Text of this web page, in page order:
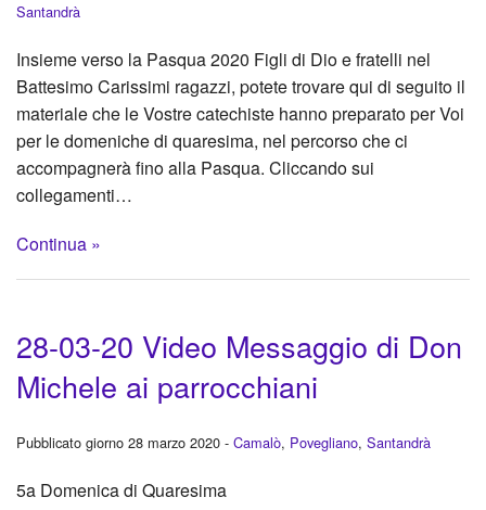
Santandrà
Insieme verso la Pasqua 2020 Figli di Dio e fratelli nel
Battesimo Carissimi ragazzi, potete trovare qui di seguito il
materiale che le Vostre catechiste hanno preparato per Voi
per le domeniche di quaresima, nel percorso che ci
accompagnerà fino alla Pasqua. Cliccando sui
collegamenti…
Continua »
28-03-20 Video Messaggio di Don
Michele ai parrocchiani
Pubblicato giorno 28 marzo 2020 - Camalò, Povegliano, Santandrà
5a Domenica di Quaresima